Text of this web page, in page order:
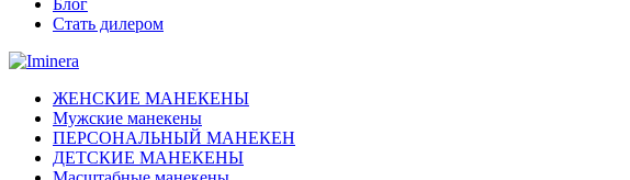
Блог
Стать дилером
ЖЕНСКИЕ МАНЕКЕНЫ
Мужские манекены
ПЕРСОНАЛЬНЫЙ МАНЕКЕН
ДЕТСКИЕ МАНЕКЕНЫ